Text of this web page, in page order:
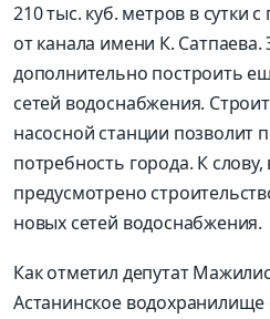
210 тыс. куб. метров в сутки
от канала имени К. Сатпаева.
дополнительно построить
сетей водоснабжения.
насосной станции позволит
потребность города. К слову,
предусмотрено
новых сетей водоснабжения.
Как отметил депутат
Астанинское водохранилище